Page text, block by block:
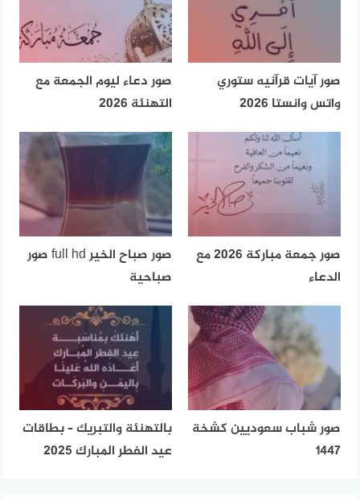
صور آيات قرآنيه ستوري
واتس وانستا 2026
صور دعاء ليوم الجمعة مع
التهنئة 2026
صور جمعة مباركة 2026 مع
الدعاء
صور صباح الخير full hd صور
صباحية
صور شباب سعوديين كشخة
1447
بالتهنئة والتبريك – بطاقات
عيد الفطر المبارك 2025